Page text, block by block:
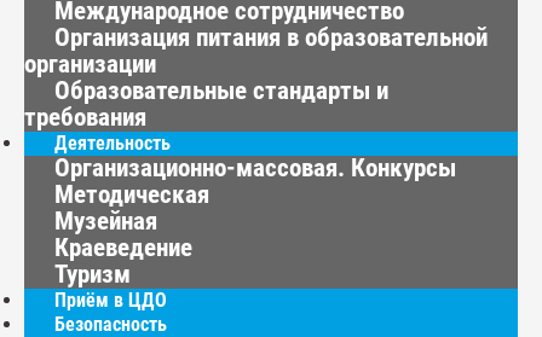
Международное сотрудничество
Организация питания в образовательной
организации
Образовательные стандарты и
требования
Деятельность
Организационно-массовая. Конкурсы
Методическая
Музейная
Краеведение
Туризм
Приём в ЦДО
Безопасность